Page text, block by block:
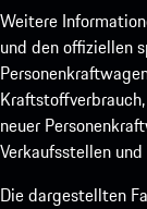
Weitere
und den offiziellen
neuer
Verkaufsstellen
Die dargestellten